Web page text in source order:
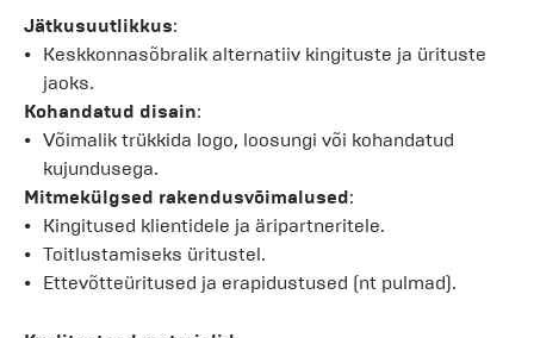
Jätkusuutlikkus:
Keskkonnasõbralik alternatiiv kingituste ja ürituste
jaoks.
Kohandatud disain:
Võimalik trükkida logo, loosungi või kohandatud
kujundusega.
Mitmekülgsed rakendusvõimalused:
Kingitused klientidele ja äripartneritele.
Toitlustamiseks üritustel.
Ettevõtteüritused ja erapidustused (nt pulmad).